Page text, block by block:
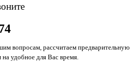
вопросам, рассчитаем предварительную
удобное для Вас время.